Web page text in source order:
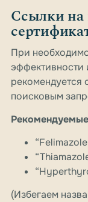
Ссылки на
При
эффективности
рекомендуется
поисковым
(Избегаем